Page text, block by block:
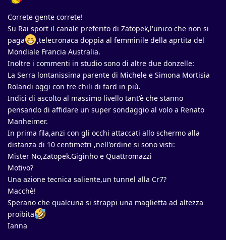
Correte gente correte!
Su Rai sport il canale preferito di Zatopek,l'unico che non si
paga
,telecronaca doppia al femminile della aprtita del
Mondiale Francia Australia.
Inoltre i commenti in studio sono di altre due donzelle:
La Serra lontanissima parente di Michele e Simona Mortisia
Rolandi oggi con tre chili di fard in più.
Indici di ascolto al massimo livello tant'è che stanno
pensando di affidare un super sondaggio al volo a Renato
Manheimer.
In prima fila,anzi con gli occhi attaccati allo schermo alla
distanza di 10 centimetri ,nell'ordine si sono visti:
Mister No,Zatopek.Giginho e Quattromazzi
Motivo?
Una azione tecnica saliente,un tunnel alla Cr7?
Macchè!
Sperano che qualcuna si strappi una maglietta ad altezza
proibita
Ianna